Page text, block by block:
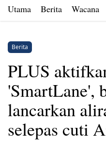
Utama Berita Wacana
Berita
PLUS
'SmartLane',
lancarkan
selepas cuti